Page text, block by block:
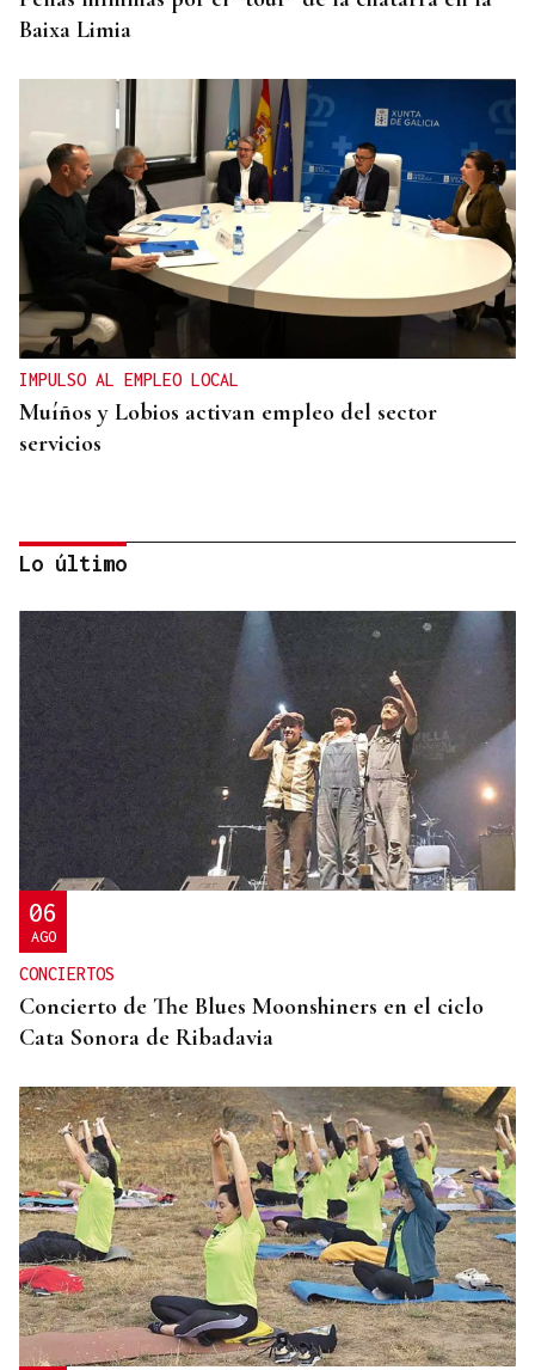
Baixa Limia
IMPULSO AL EMPLEO LOCAL
Muíños y Lobios activan empleo del sector
servicios
CASI DOS VUELTAS AL MUNDO
Ramiro, el párroco boliviano de los 78.000
kilómetros en la Baixa Limia
Lo último
06
AGO
CONCIERTOS
Concierto de The Blues Moonshiners en el ciclo
Cata Sonora de Ribadavia